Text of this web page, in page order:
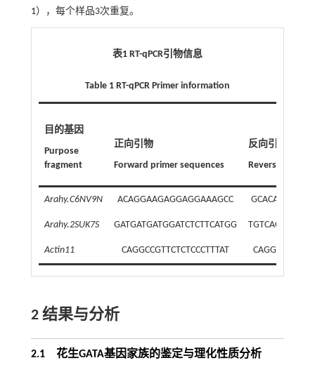
1），每个样品3次重复。
表1 RT-qPCR引物信息
Table 1 RT-qPCR Primer information
目的基因
Purpose
fragment
正向引物
Forward primer sequences
反向引物
Reverse primer
Arahy.C6NV9N ACAGGAAGAGGAGGAAAGCC
Arahy.2SUK7S GATGATGATGGATCTCTTCATGG
Actin11 CAGGCCGTTCTCTCCCTTTAT
2 结果与分析
2.1 花生GATA基因家族的鉴定与理化性质分析